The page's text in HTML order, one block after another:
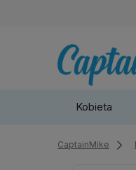
Kobieta
CaptainMike